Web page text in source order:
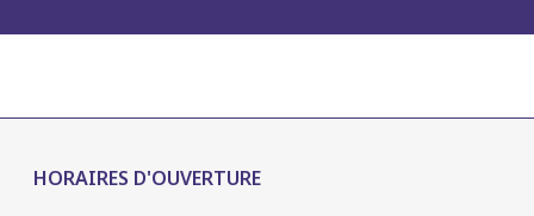
HORAIRES D'OUVERTURE